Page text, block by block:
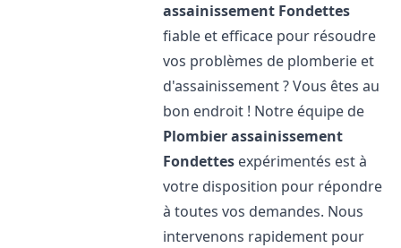
assainissement Fondettes
fiable et efficace pour résoudre
vos problèmes de plomberie et
d'assainissement ? Vous êtes au
bon endroit ! Notre équipe de
Plombier assainissement
Fondettes expérimentés est à
votre disposition pour répondre
à toutes vos demandes. Nous
intervenons rapidement pour